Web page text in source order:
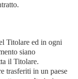
Titolare ed in ogni
siano
il Titolare.
trasferiti in un paese